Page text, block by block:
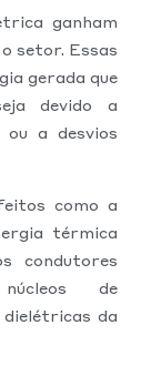
ganham
setor. Essas
gerada que
devido a
ou a desvios
como a
térmica
condutores
de
da